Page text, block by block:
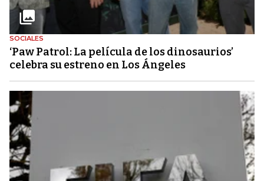
SOCIALES
‘Paw Patrol: La película de los dinosaurios’
celebra su estreno en Los Ángeles